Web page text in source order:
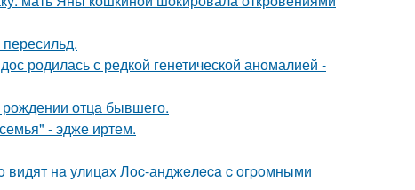
родилась с редкой генетической аномалией -
отца бывшего.
- эдже иртем.
видят нa улицaх Лoc-анджeлeca c oгpoмными